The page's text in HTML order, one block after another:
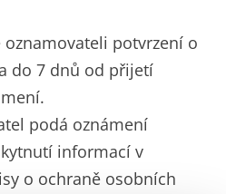
oznamovateli potvrzení o
do 7 dnů od přijetí
podá oznámení
informací v
o ochraně osobních